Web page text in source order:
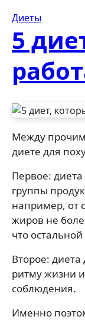
Диеты
5
Между прочим, требований к эффективной
диете для
Первое:
группы
например, от
жиров не
что
Второе:
ритму жизни
соблюдения.
Именно